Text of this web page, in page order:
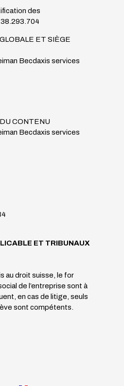
des
ET SIÈGE
Becdaxis services
CONTENU
Becdaxis services
ET TRIBUNAUX
au droit suisse, le for
de l’entreprise sont à
en cas de litige, seuls
sont compétents.